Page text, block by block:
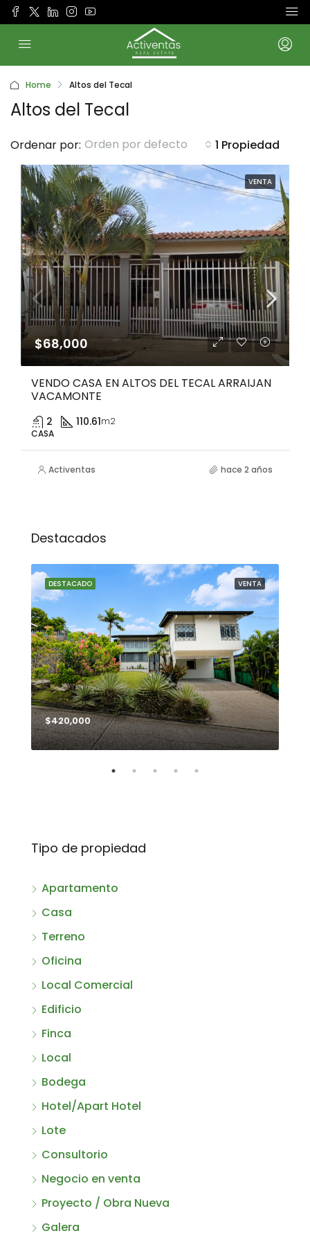
Home Altos del Tecal
Altos del Tecal
1 Propiedad
Ordenar por: Orden por defecto
VENTA
$68,000
VENDO CASA EN ALTOS DEL TECAL ARRAIJAN
VACAMONTE
2 110.61m2
CASA
Activentas hace 2 años
Destacados
VENTA
DESTACADO
$420,000
Tipo de propiedad
Apartamento
Casa
Terreno
Oficina
Local Comercial
Edificio
Finca
Local
Bodega
Hotel/Apart Hotel
Lote
Consultorio
Negocio en venta
Proyecto / Obra Nueva
Galera